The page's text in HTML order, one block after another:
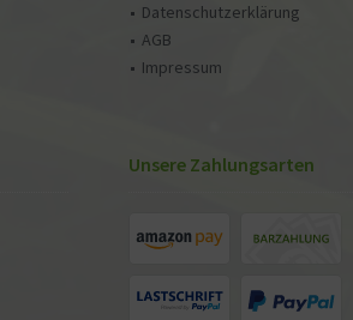
Datenschutzerklärung
AGB
Impressum
Unsere Zahlungsarten